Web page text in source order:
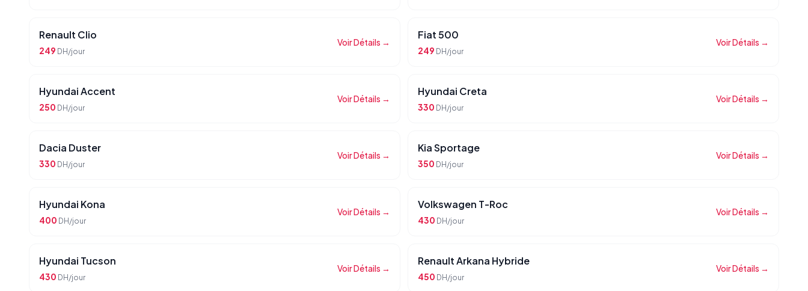
Renault Clio
249 DH/jour
Voir Détails →
Fiat 500
249 DH/jour
Voir Détails →
Hyundai Accent
250 DH/jour
Voir Détails →
Hyundai Creta
330 DH/jour
Voir Détails →
Dacia Duster
330 DH/jour
Voir Détails →
Kia Sportage
350 DH/jour
Voir Détails →
Hyundai Kona
400 DH/jour
Voir Détails →
Volkswagen T-Roc
430 DH/jour
Voir Détails →
Hyundai Tucson
430 DH/jour
Voir Détails →
Renault Arkana Hybride
450 DH/jour
Voir Détails →